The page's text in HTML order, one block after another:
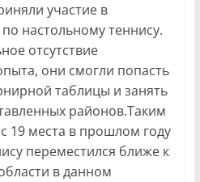
участие в
настольному теннису.
отсутствие
они смогли попасть
таблицы и занять
районов.Таким
19 места в прошлом году
переместился ближе к
в данном